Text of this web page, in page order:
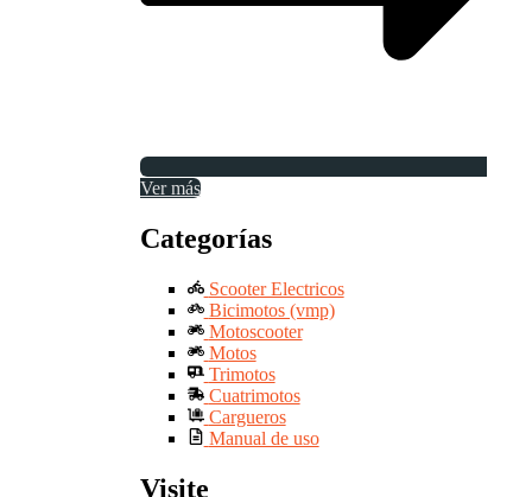
Ver más
Categorías
Scooter Electricos
Bicimotos (vmp)
Motoscooter
Motos
Trimotos
Cuatrimotos
Cargueros
Manual de uso
Visite